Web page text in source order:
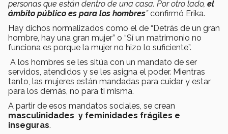
personas que están dentro de una casa. Por otro lado, el
ámbito público es para los hombres”confirmó Erika.
Hay dichos normalizados como el de “Detrás de un gran
hombre, hay una gran mujer” o “Sí un matrimonio no
funciona es porque la mujer no hizo lo suficiente”.
A los hombres se les sitúa con un mandato de ser
servidos, atendidos y se les asigna el poder. Mientras
tanto, las mujeres están mandadas para cuidar y estar
para los demás, no para ti misma.
A partir de esos mandatos sociales, se crean
masculinidades y feminidades frágiles e
inseguras.